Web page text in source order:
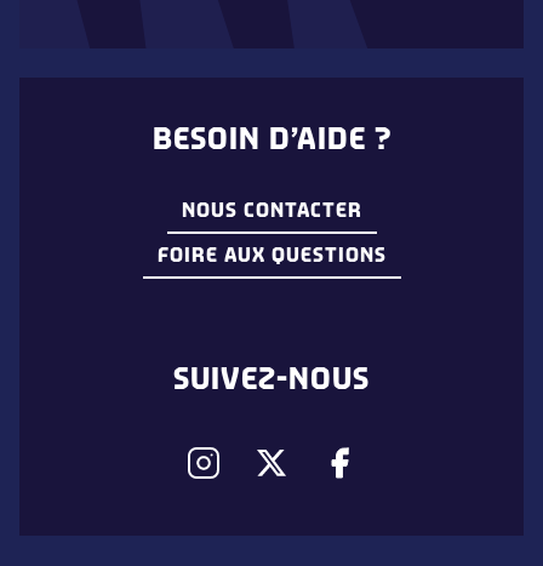
BESOIN D’AIDE ?
NOUS CONTACTER
FOIRE AUX QUESTIONS
SUIVEZ-NOUS